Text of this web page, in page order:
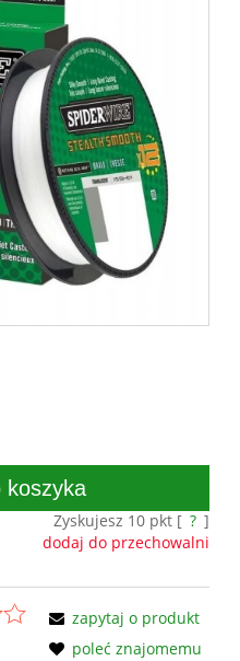
koszyka
Zyskujesz 10pkt [ ? ]
dodaj do przechowalni
zapytaj o produkt
poleć znajomemu